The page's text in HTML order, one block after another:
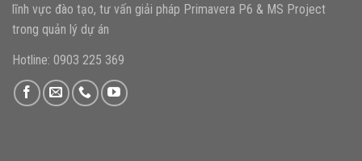
lĩnh vực đào tạo, tư vấn giải pháp Primavera P6 & MS Project
trong quản lý dự án
Hotline: 0903 225 369